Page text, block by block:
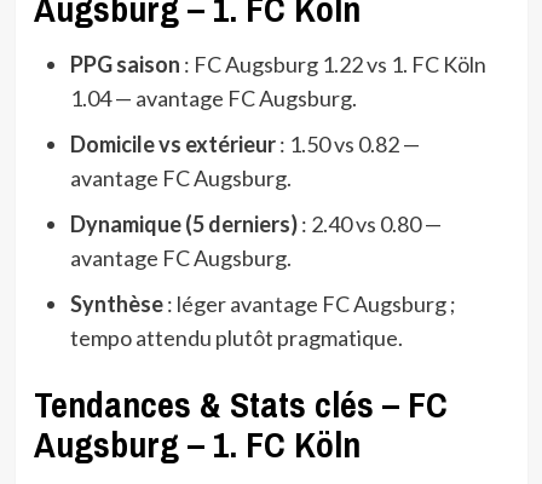
PPG saison : FC Augsburg 1.22 vs 1. FC Köln
1.04 — avantage FC Augsburg.
Domicile vs extérieur: 1.50 vs 0.82 —
avantage FC Augsburg.
Dynamique (5 derniers): 2.40 vs 0.80 —
avantage FC Augsburg.
Synthèse: léger avantage FC Augsburg ;
tempo attendu plutôt pragmatique.
Tendances & Stats clés – FC
Augsburg – 1. FC Köln